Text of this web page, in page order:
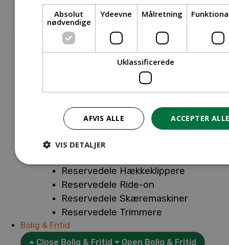
Tilbehør Kæder
Tilbehør Sværd
Tilbehør Rengøringsmaskiner
Tilbehør Robotplæneklipper
Tilbehør Walk Behind
Reservedele Løvblæsere
Reservedele Motorsave
Reservedele Plæneklippere
Reservedele Hækkeklippere
Reservedele Ride-on
Reservedele Skæremaskiner
Reservedele Trimmere
Bolig & Fritid
Close Bolig & Fritid
Open Bolig & Fritid
Absolut
nødvendige
Ydeevne Målretning
Uklassificerede
ACCEPTER
AFVIS ALLE
VIS DETALJER